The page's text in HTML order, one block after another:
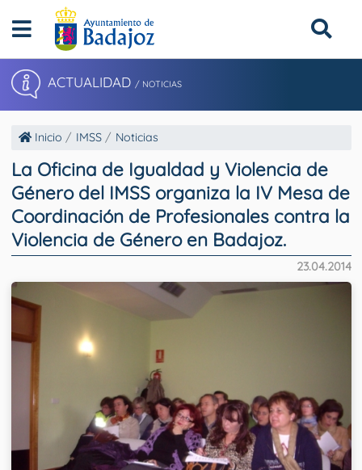
ACTUALIDAD / NOTICIAS
Inicio IMSS Noticias
La Oficina de Igualdad y Violencia de
Género del IMSS organiza la IV Mesa de
Coordinación de Profesionales contra la
Violencia de Género en Badajoz.
23.04.2014